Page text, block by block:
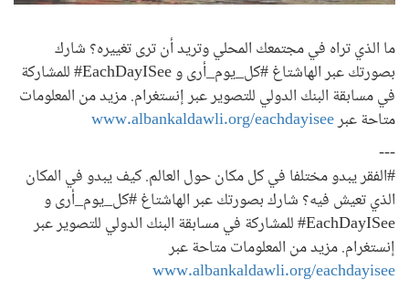
ما الذي تراه في مجتمعك المحلي وتريد أن ترى تغييره؟ شارك
بصورتك عبر الهاشتاغ #كل_يوم_أرى و EachDayISee# للمشاركة
في مسابقة البنك الدولي للتصوير عبر إنستغرام. مزيد من المعلومات
متاحة عبرwww.albankaldawli.org/eachdayisee
---
#الفقر يبدو مختلفا في كل مكان حول العالم. كيف يبدو في المكان
الذي تعيش فيه؟ شارك بصورتك عبر الهاشتاغ #كل_يوم_أرى و
EachDayISee# للمشاركة في مسابقة البنك الدولي للتصوير عبر
إنستغرام. مزيد من المعلومات متاحة عبر
www.albankaldawli.org/eachdayisee